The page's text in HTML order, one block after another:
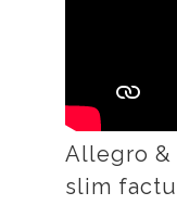
Allegro &
slim